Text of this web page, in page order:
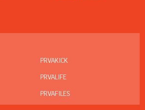
PRVAKICK
PRVALIFE
PRVAFILES